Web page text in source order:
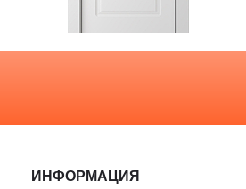
ИНФОРМАЦИЯ